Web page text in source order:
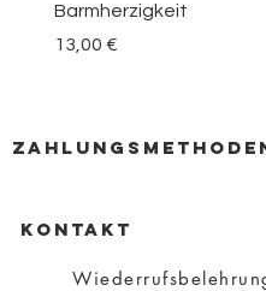
Barmherzigkeit
Preis
13,00 €
KONTAKT